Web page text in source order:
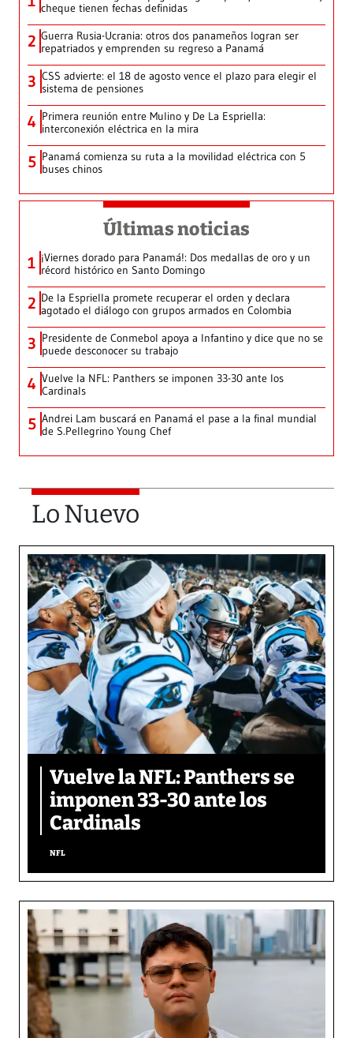
cheque tienen fechas definidas
2 Guerra Rusia-Ucrania: otros dos panameños logran ser
repatriados y emprenden su regreso a Panamá
3 CSS advierte: el 18 de agosto vence el plazo para elegir el
sistema de pensiones
4 Primera reunión entre Mulino y De La Espriella:
interconexión eléctrica en la mira
5 Panamá comienza su ruta a la movilidad eléctrica con 5
buses chinos
Últimas noticias
1 ¡Viernes dorado para Panamá!: Dos medallas de oro y un
récord histórico en Santo Domingo
2 De la Espriella promete recuperar el orden y declara
agotado el diálogo con grupos armados en Colombia
3 Presidente de Conmebol apoya a Infantino y dice que no se
puede desconocer su trabajo
4 Vuelve la NFL: Panthers se imponen 33-30 ante los
Cardinals
5 Andrei Lam buscará en Panamá el pase a la final mundial
de S.Pellegrino Young Chef
Lo Nuevo
Vuelve la NFL: Panthers se
imponen 33-30 ante los
Cardinals
NFL